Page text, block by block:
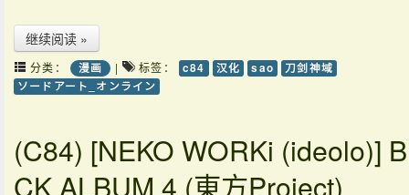
继续阅读 »
分类： 漫画 | 标签： c84 汉化 sao
刀剑神域
ソードアート_オンライン
(C84) [NEKO WORKi (ideolo)]
CK ALBUM 4 (東方Project)